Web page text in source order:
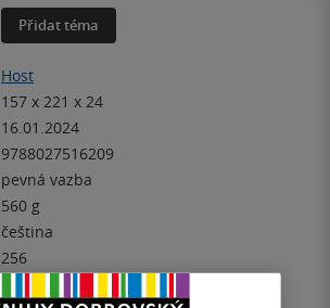
Přidat téma
Host
157 x 221 x 24
16.01.2024
9788027516209
pevná vazba
560 g
čeština
256